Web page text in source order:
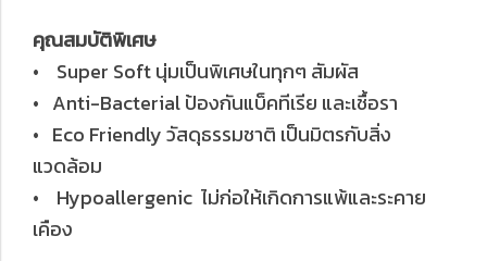
คุณสมบัติพิเศษ
• Super Soft นุ่มเป็นพิเศษในทุกๆ สัมผัส
• Anti-Bacterial ป้องกันแบ็คทีเรีย และเชื้อรา
• Eco Friendly วัสดุธรรมชาติ เป็นมิตรกับสิ่ง
แวดล้อม
• Hypoallergenic ไม่ก่อให้เกิดการแพ้และระคาย
เคือง